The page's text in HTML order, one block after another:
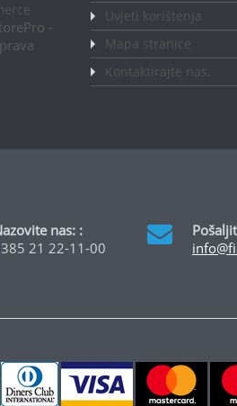
-
Uvjeti korištenja
Mapa stranice
Kontaktirajte nas.
nas: :
21 22-11-00